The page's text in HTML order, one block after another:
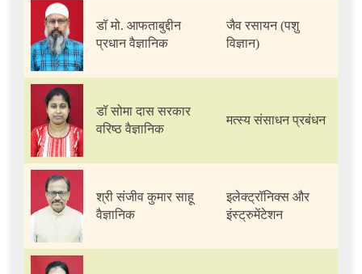
डॉ मो. आफताबुद्दीन
प्रधान वैज्ञानिक
जैव रसायन (पशु
विज्ञान)
डॉ सोमा दास सरकार
वरिष्ठ वैज्ञानिक
मत्स्य संसाधन प्रबंधन
श्री संजीव कुमार साहू
वैज्ञानिक
इलेक्ट्रॉनिक्स और
इंस्ट्रुमेंटेशन